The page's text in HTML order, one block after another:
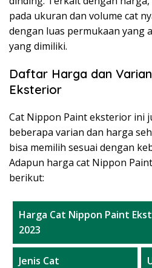
pada ukuran dan volume cat
dengan luas permukaan yang
yang dimiliki.
Daftar Harga dan
Eksterior
Cat Nippon Paint eksterior ini
beberapa varian dan harga
bisa memilih sesuai dengan
Adapun harga cat Nippon
berikut:
Harga Cat Nippon Paint
2023
Jenis Cat